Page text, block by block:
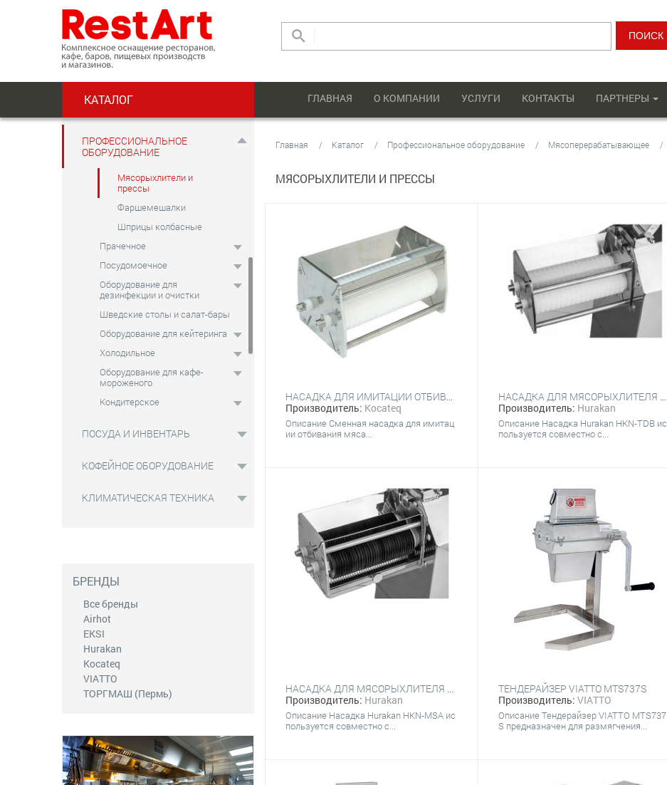
КАТАЛОГ ГЛАВНАЯ О КОМПАНИИ УСЛУГИ КОНТАКТЫ ПАРТНЕРЫ
ПРОФЕССИОНАЛЬНОЕ
ОБОРУДОВАНИЕ
Оборудование для шоколада
Мясоперерабатывающее
Клипсаторы
аппараты
Пилы для мяса
Формовочное
Массажеры и
маринаторы
Мясорыхлители и
прессы
Фаршемешалки
Шприцы колбасные
Прачечное
Посудомоечное
Оборудование для
дезинфекции и очистки
Шведские столы и салат-бары
Оборудование для кейтеринга
Холодильное
Оборудование для кафе-
мороженого
Кондитерское
Оборудование фаст-фуд
Нейтральное
Вентиляционное оборудование
ПОСУДА И ИНВЕНТАРЬ
КОФЕЙНОЕ ОБОРУДОВАНИЕ
КЛИМАТИЧЕСКАЯ ТЕХНИКА
БРЕНДЫ
Все бренды
Airhot
EKSI
Hurakan
Kocateq
VIATTO
ТОРГМАШ (Пермь)
Главная Каталог Профессиональное оборудование Мясоперерабатывающее
МЯСОРЫХЛИТЕЛИ И ПРЕССЫ
НАСАДКА ДЛЯ ИМИТАЦИИ ОТБИВАНИЯ МЯСА KOCATEQ JG-TDB
Производитель: Kocateq
Описание Сменная насадка для имитац
ии отбивания мяса...
НАСАДКА ДЛЯ МЯСОРЫХЛИТЕЛЯ HURAKAN HKN-TDB
Производитель: Hurakan
Описание Насадка Hurakan HKN-ТDB ис
пользуется совместно с...
НАСАДКА ДЛЯ МЯСОРЫХЛИТЕЛЯ HURAKAN HKN-MSA
Производитель: Hurakan
Описание Насадка Hurakan HKN-MSA ис
пользуется совместно с...
ТЕНДЕРАЙЗЕР VIATTO MTS737S
Производитель: VIATTO
Описание Тендерайзер VIATTO MTS737
S предназначен для размягчения...